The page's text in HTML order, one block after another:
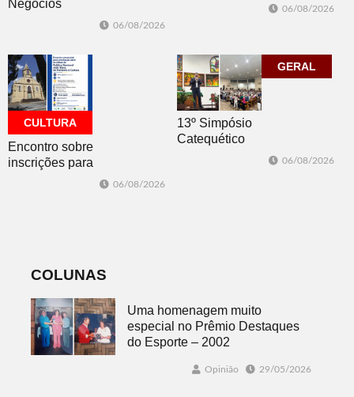
Negócios
Dois Irmãos
06/08/2026
06/08/2026
CULTURA
Encontro sobre
inscrições para
06/08/2026
GERAL
13º Simpósio
Catequético
06/08/2026
COLUNAS
Uma homenagem muito
especial no Prêmio Destaques
do Esporte – 2002
Opinião 29/05/2026